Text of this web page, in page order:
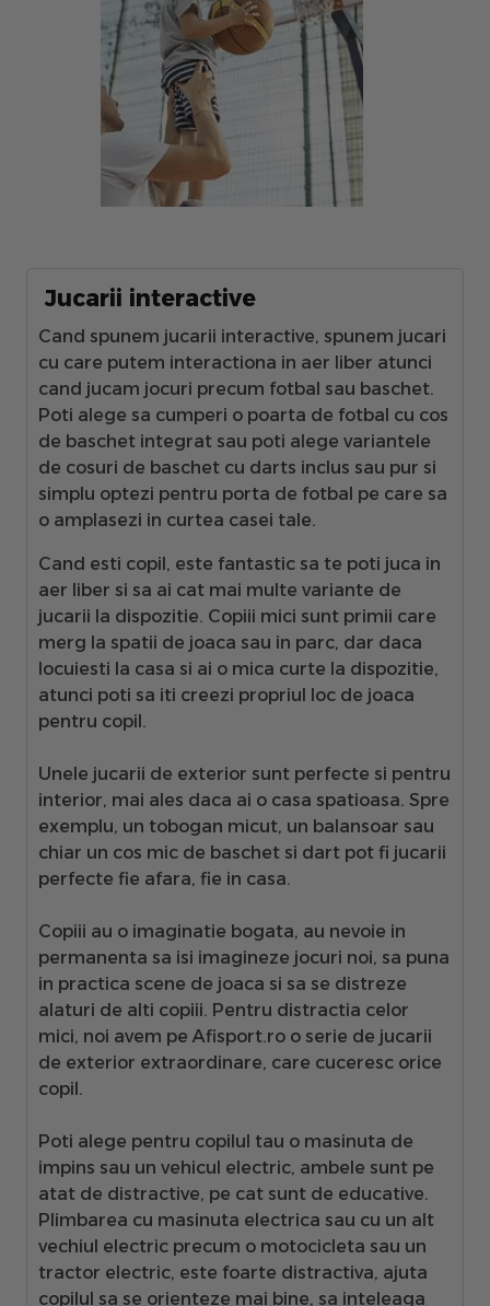
Jucarii interactive
Cand spunem jucarii interactive, spunem jucari
cu care putem interactiona in aer liber atunci
cand jucam jocuri precum fotbal sau baschet.
Poti alege sa cumperi o poarta de fotbal cu cos
de baschet integrat sau poti alege variantele
de cosuri de baschet cu darts inclus sau pur si
simplu optezi pentru porta de fotbal pe care sa
o amplasezi in curtea casei tale.
Cand esti copil, este fantastic sa te poti juca in
aer liber si sa ai cat mai multe variante de
jucarii la dispozitie. Copiii mici sunt primii care
merg la spatii de joaca sau in parc, dar daca
locuiesti la casa si ai o mica curte la dispozitie,
atunci poti sa iti creezi propriul loc de joaca
pentru copil.
Unele jucarii de exterior sunt perfecte si pentru
interior, mai ales daca ai o casa spatioasa. Spre
exemplu, un tobogan micut, un balansoar sau
chiar un cos mic de baschet si dart pot fi jucarii
perfecte fie afara, fie in casa.
Copiii au o imaginatie bogata, au nevoie in
permanenta sa isi imagineze jocuri noi, sa puna
in practica scene de joaca si sa se distreze
alaturi de alti copiii. Pentru distractia celor
mici, noi avem pe Afisport.ro o serie de jucarii
de exterior extraordinare, care cuceresc orice
copil.
Poti alege pentru copilul tau o masinuta de
impins sau un vehicul electric, ambele sunt pe
atat de distractive, pe cat sunt de educative.
Plimbarea cu masinuta electrica sau cu un alt
vechiul electric precum o motocicleta sau un
tractor electric, este foarte distractiva, ajuta
copilul sa se orienteze mai bine, sa inteleaga